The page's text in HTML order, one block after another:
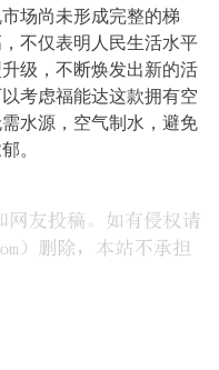
场尚未形成完整的梯
不仅表明人民生活水平
级，不断焕发出新的活
考虑福能达这款拥有空
水源，空气制水，避免
。